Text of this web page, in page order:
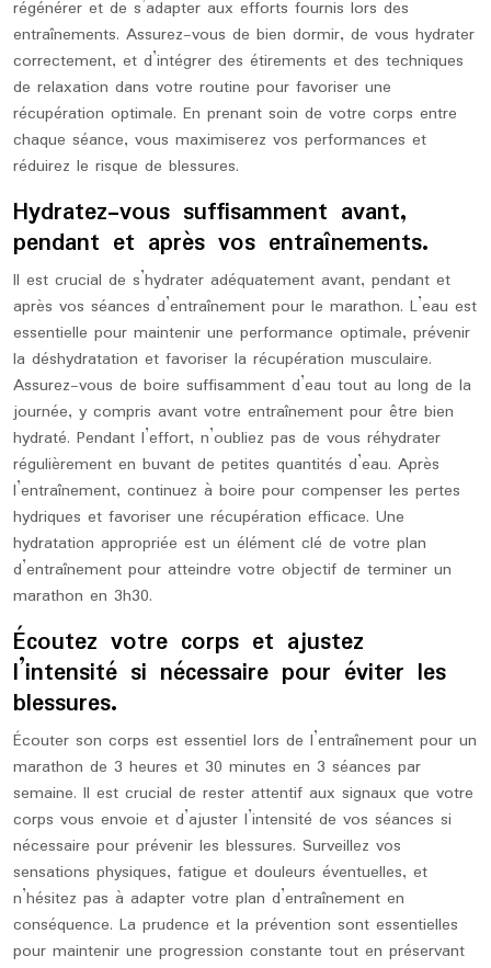
régénérer et de s’adapter aux efforts fournis lors des
entraînements. Assurez-vous de bien dormir, de vous hydrater
correctement, et d’intégrer des étirements et des techniques
de relaxation dans votre routine pour favoriser une
récupération optimale. En prenant soin de votre corps entre
chaque séance, vous maximiserez vos performances et
réduirez le risque de blessures.
Hydratez-vous suffisamment avant,
pendant et après vos entraînements.
Il est crucial de s’hydrater adéquatement avant, pendant et
après vos séances d’entraînement pour le marathon. L’eau est
essentielle pour maintenir une performance optimale, prévenir
la déshydratation et favoriser la récupération musculaire.
Assurez-vous de boire suffisamment d’eau tout au long de la
journée, y compris avant votre entraînement pour être bien
hydraté. Pendant l’effort, n’oubliez pas de vous réhydrater
régulièrement en buvant de petites quantités d’eau. Après
l’entraînement, continuez à boire pour compenser les pertes
hydriques et favoriser une récupération efficace. Une
hydratation appropriée est un élément clé de votre plan
d’entraînement pour atteindre votre objectif de terminer un
marathon en 3h30.
Écoutez votre corps et ajustez
l’intensité si nécessaire pour éviter les
blessures.
Écouter son corps est essentiel lors de l’entraînement pour un
marathon de 3 heures et 30 minutes en 3 séances par
semaine. Il est crucial de rester attentif aux signaux que votre
corps vous envoie et d’ajuster l’intensité de vos séances si
nécessaire pour prévenir les blessures. Surveillez vos
sensations physiques, fatigue et douleurs éventuelles, et
n’hésitez pas à adapter votre plan d’entraînement en
conséquence. La prudence et la prévention sont essentielles
pour maintenir une progression constante tout en préservant